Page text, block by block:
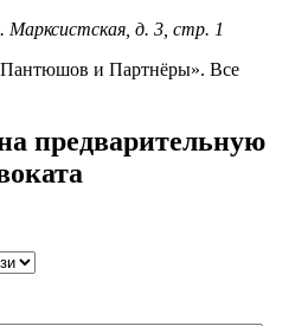
Марксистская, д. 3, стр. 1
и Партнёры». Все
предварительную